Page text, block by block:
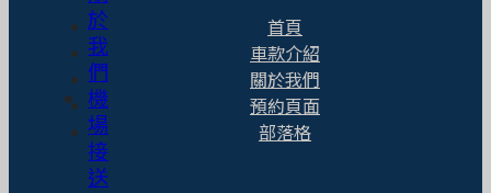
於
我
們
機
場
接
送
首頁
車款介紹
關於我們
預約頁面
部落格